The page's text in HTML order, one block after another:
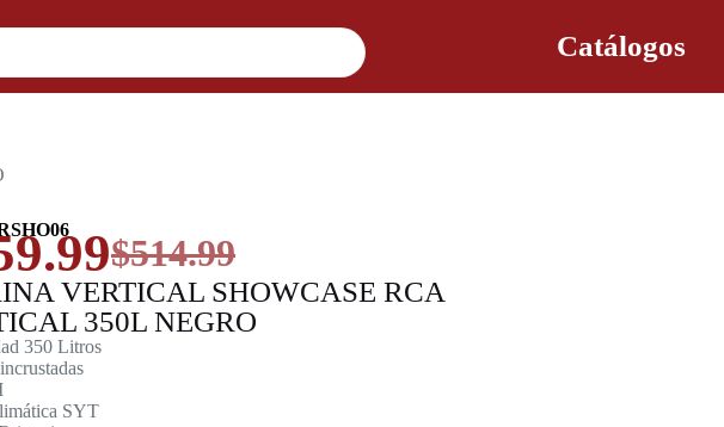
Catálogos
$514.99
VERTICAL SHOWCASE RCA
350L NEGRO
350 Litros
SYT